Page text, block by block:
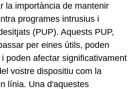
la importància de mantenir
programes intrusius i
(PUP). Aquests PUP,
per eines útils, poden
poden afectar significativament
vostre dispositiu com la
línia. Una d'aquestes